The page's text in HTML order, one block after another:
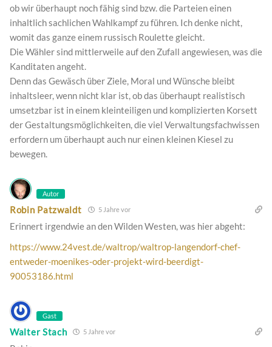
ob wir überhaupt noch fähig sind bzw. die Parteien einen
inhaltlich sachlichen Wahlkampf zu führen. Ich denke nicht,
womit das ganze einem russisch Roulette gleicht.
Die Wähler sind mittlerweile auf den Zufall angewiesen, was die
Kanditaten angeht.
Denn das Gewäsch über Ziele, Moral und Wünsche bleibt
inhaltsleer, wenn nicht klar ist, ob das überhaupt realistisch
umsetzbar ist in einem kleinteiligen und komplizierten Korsett
der Gestaltungsmöglichkeiten, die viel Verwaltungsfachwissen
erfordern um überhaupt auch nur einen kleinen Kiesel zu
bewegen.
Autor
Robin Patzwaldt 5 Jahre vor
Erinnert irgendwie an den Wilden Westen, was hier abgeht:
https://www.24vest.de/waltrop/waltrop-langendorf-chef-
entweder-moenikes-oder-projekt-wird-beerdigt-
90053186.html
Gast
Walter Stach 5 Jahre vor